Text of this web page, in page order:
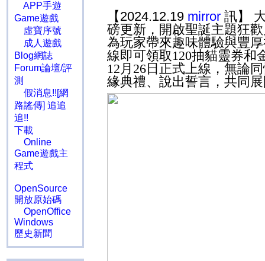
APP手遊
Game遊戲
虛寶序號
成人遊戲
Blog網誌
Forum論壇/評
測
假消息!![網
路謠傳] 追追
追!!
下載
Online
Game遊戲主
程式
OpenSource
開放原始碼
OpenOffice
Windows
歷史新聞
【2024.12.19 mirror 訊】
磅更新，開啟聖誕主題狂
為玩家帶來趣味體驗與豐
線即可領取 120抽貓靈券和
12月 26日正式上線，無論
緣典禮、說出誓言，共同